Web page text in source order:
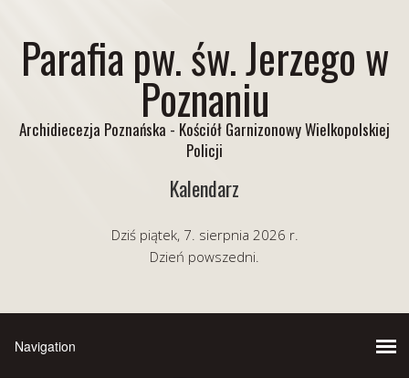
Parafia pw. św. Jerzego w
Poznaniu
Archidiecezja Poznańska - Kościół Garnizonowy Wielkopolskiej
Policji
Kalendarz
Dziś piątek, 7. sierpnia 2026 r.
Dzień powszedni.